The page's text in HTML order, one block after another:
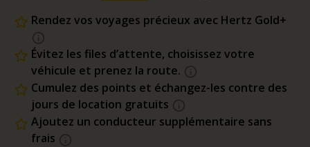
Rendez vos voyages précieux avec Hertz Gold+
Évitez les files d’attente, choisissez votre
véhicule et prenez la route.
Cumulez des points et échangez-les contre des
jours de location gratuits
Ajoutez un conducteur supplémentaire sans
frais